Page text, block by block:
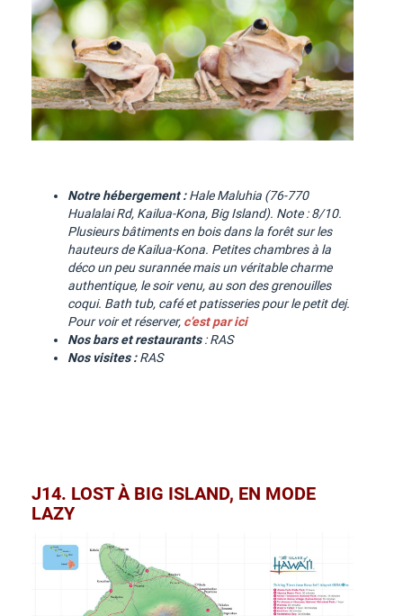
Notre hébergement :Hale Maluhia (76-770
Hualalai Rd, Kailua-Kona, Big Island). Note : 8/10.
Plusieurs bâtiments en bois dans la forêt sur les
hauteurs de Kailua-Kona. Petites chambres à la
déco un peu surannée mais un véritable charme
authentique, le soir venu, au son des grenouilles
coqui. Bath tub, café et patisseries pour le petit dej.
Pour voir et réserver, c’est par ici
Nos bars et restaurants: RAS
Nos visites :RAS
J14. LOST À BIG ISLAND, EN MODE
LAZY